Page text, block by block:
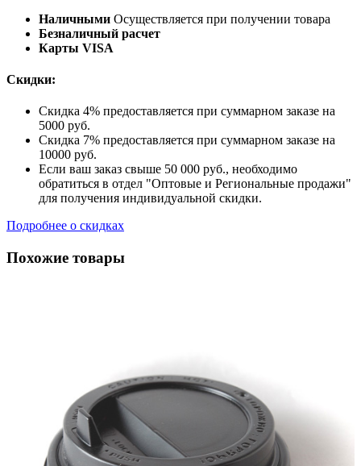
Наличными Осуществляется при получении товара
Безналичный расчет
Карты VISA
Скидки:
Скидка 4% предоставляется при суммарном заказе на
5000 руб.
Скидка 7% предоставляется при суммарном заказе на
10000 руб.
Если ваш заказ свыше 50 000 руб., необходимо
обратиться в отдел "Оптовые и Региональные продажи"
для получения индивидуальной скидки.
Подробнее о скидках
Похожие товары